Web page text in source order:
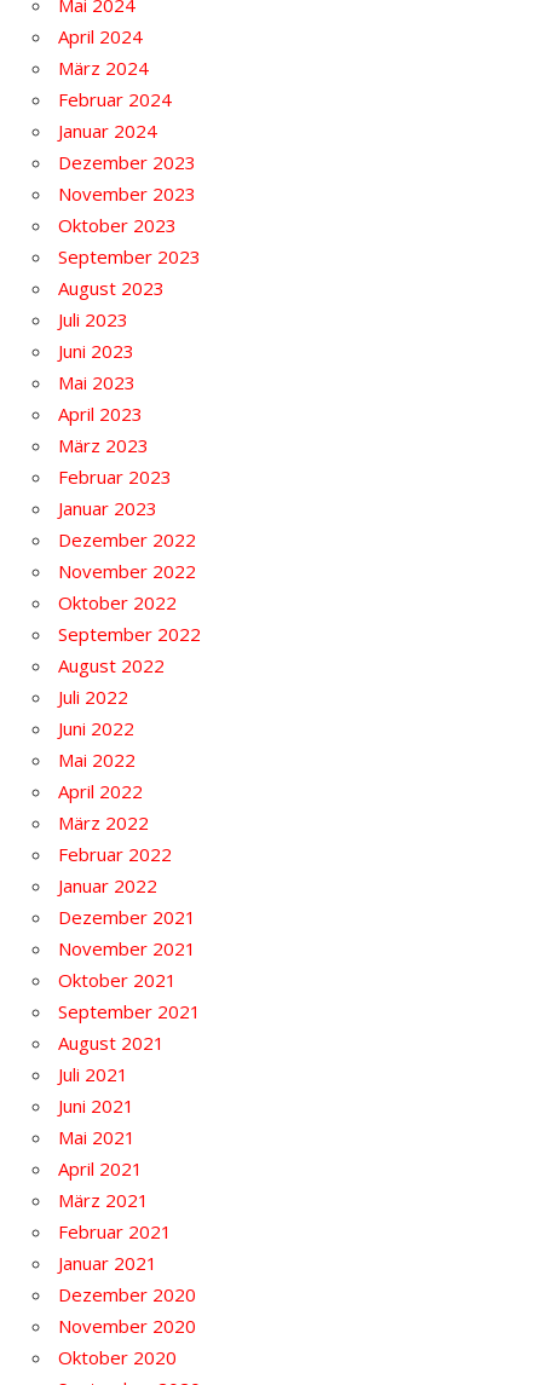
Mai 2024
April 2024
März 2024
Februar 2024
Januar 2024
Dezember 2023
November 2023
Oktober 2023
September 2023
August 2023
Juli 2023
Juni 2023
Mai 2023
April 2023
März 2023
Februar 2023
Januar 2023
Dezember 2022
November 2022
Oktober 2022
September 2022
August 2022
Juli 2022
Juni 2022
Mai 2022
April 2022
März 2022
Februar 2022
Januar 2022
Dezember 2021
November 2021
Oktober 2021
September 2021
August 2021
Juli 2021
Juni 2021
Mai 2021
April 2021
März 2021
Februar 2021
Januar 2021
Dezember 2020
November 2020
Oktober 2020